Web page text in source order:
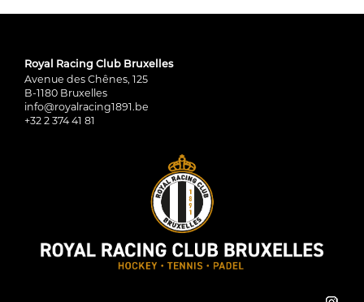
Royal Racing Club Bruxelles
Avenue des Chênes, 125
B-1180 Bruxelles
info@royalracing1891.be
+32 2 374 41 81